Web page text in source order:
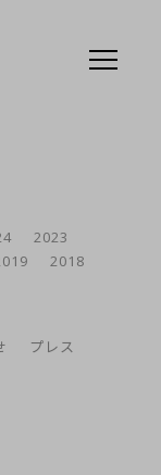
2023
2018
プレス